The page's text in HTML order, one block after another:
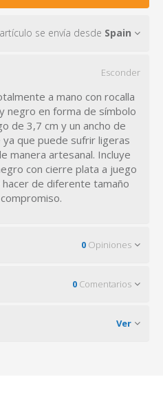
se envía desde Spain
Esconder
a mano con rocalla
negro en forma de símbolo
de 3,7 cm y un ancho de
que puede sufrir ligeras
manera artesanal. Incluye
con cierre plata a juego
hacer de diferente tamaño
0 Opiniones
0 Comentarios
Ver